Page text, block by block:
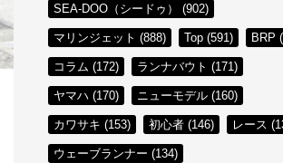
SEA-DOO（シードゥ） (902)
マリンジェット (888) Top (591) BRP
コラム (172) ランナバウト (171)
ヤマハ (170) ニューモデル (160)
カワサキ (153) 初心者 (146) レース
ウェーブランナー (134)